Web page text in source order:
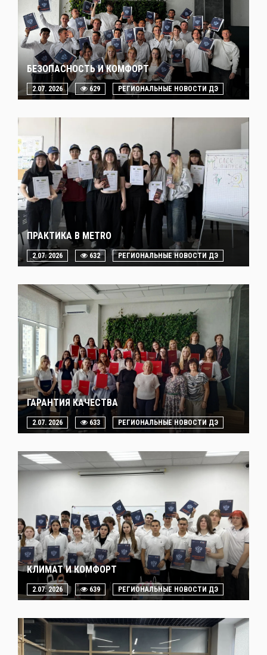
БЕЗОПАСНОСТЬ И КОМФОРТ
2.07. 2026 629 РЕГИОНАЛЬНЫЕ НОВОСТИ ДЭ
ПРАКТИКА В METRO
2.07. 2026 632 РЕГИОНАЛЬНЫЕ НОВОСТИ ДЭ
ГАРАНТИЯ КАЧЕСТВА
2.07. 2026 633 РЕГИОНАЛЬНЫЕ НОВОСТИ ДЭ
КЛИМАТ И КОМФОРТ
2.07. 2026 639 РЕГИОНАЛЬНЫЕ НОВОСТИ ДЭ